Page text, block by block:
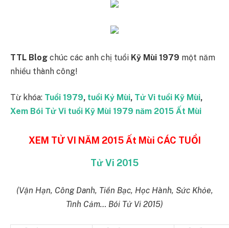
TTL Blog chúc các anh chị tuổi Kỹ Mùi 1979 một năm
nhiều thành công!
Từ khóa: Tuổi 1979, tuổi Kỷ Mùi, Tử Vi tuổi Kỹ Mùi,
Xem Bói Tử Vi tuổi Kỹ Mùi 1979 năm 2015 Ất Mùi
XEM TỬ VI NĂM 2015 Ất Mùi CÁC TUỔI
Tử Vi 2015
(Vận Hạn, Công Danh, Tiền Bạc, Học Hành, Sức Khỏe,
Tình Cảm… Bói Tử Vi 2015)